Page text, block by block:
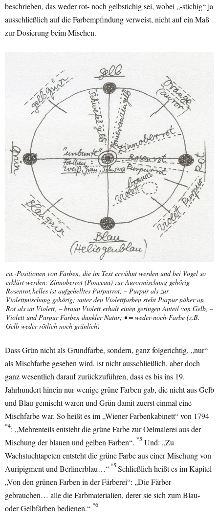
beschrieben, das weder rot- noch gelbstichig sei, wobei „-stichig“ ja
ausschließlich auf die Farbempfindung verweist, nicht auf ein Maß
zur Dosierung beim Mischen.
ca.-Positionen von Farben, die im Text erwähnt werden und bei Vogel so
erklärt werden: Zinnoberrot (Ponceau) zur Aurormischung gehörig –
Rosenrot,helles ist aufgehelltes Purpurrot, – Purpur als zur
Violettmischung gehörig; unter den Violettfarben steht Purpur näher an
Rot als an Violett, – braun Violett erhält einen geringen Anteil von Gelb, –
Violett und Purpur Farben dunkler Natur; • = weder-noch-Farbe (z.B.
Gelb weder rötlich noch grünlich)
Dass Grün nicht als Grundfarbe, sondern, ganz folgerichtig, „nur“
als Mischfarbe gesehen wird, ist nicht ausschließlich, aber doch
ganz wesentlich darauf zurückzuführen, dass es bis ins 19.
Jahrhundert hinein nur wenige grüne Farben gab, die nicht aus Gelb
und Blau gemischt waren und Grün damit zuerst einmal eine
Mischfarbe war. So heißt es im „Wiener Farbenkabinett“ von 1794
*4: „Mehrenteils entsteht die grüne Farbe zur Oelmalerei aus der
Mischung der blauen und gelben Farben“. *5 Und: „Zu
Wachstuchtapeten entsteht die grüne Farbe aus einer Mischung von
Auripigment und Berlinerblau…“ *5Schließlich heißt es im Kapitel
„Von den grünen Farben in der Färberei“: „Die Färber
gebrauchen… alle die Farbmaterialien, derer sie sich zum Blau-
oder Gelbfärben bedienen.“ *6